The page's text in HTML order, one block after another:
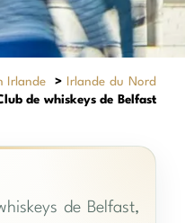
Irlande >
Irlande du Nord
de whiskeys de Belfast
de Belfast,